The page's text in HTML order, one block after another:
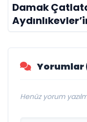
Damak
Damak
Yorumlar
Henüz yorum